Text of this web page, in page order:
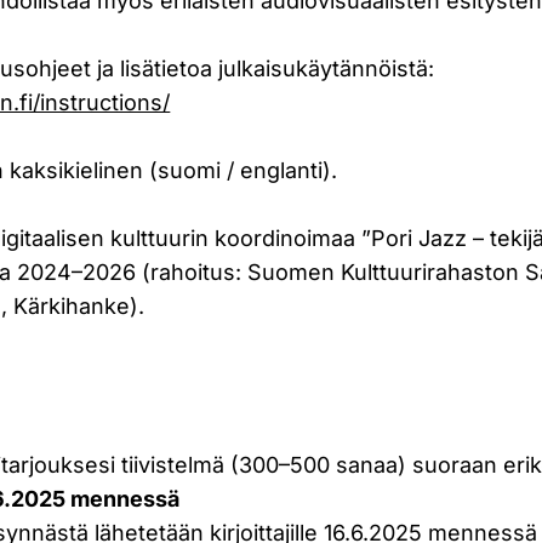
ja lisätietoa julkaisukäytännöistä:
instructions/
kaksikielinen (suomi / englanti).
kulttuurin koordinoimaa ”Pori Jazz –
2024–2026 (rahoitus: Suomen Kulttuurirahaston
Kärkihanke).
tiivistelmä (300–500 sanaa) suoraan
mennessä
lähetetään kirjoittajille 16.6.2025 mennessä